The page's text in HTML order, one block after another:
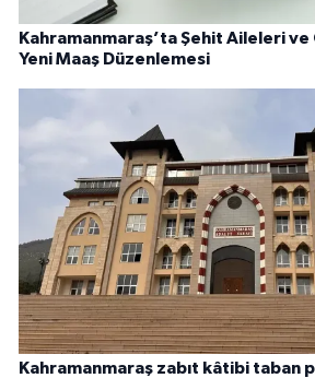
Kahramanmaraş’ta Şehit Aileleri
Yeni Maaş Düzenlemesi
Kahramanmaraş zabıt kâtibi taban